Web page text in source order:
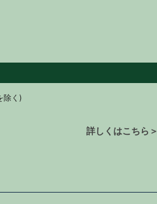
除く)
詳しくはこちら＞